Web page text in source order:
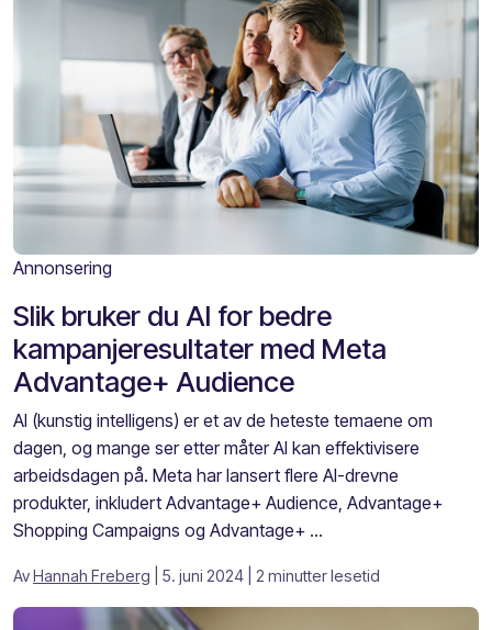
Annonsering
Slik bruker du AI for bedre
kampanjeresultater med Meta
Advantage+ Audience
AI (kunstig intelligens) er et av de heteste temaene om
dagen, og mange ser etter måter AI kan effektivisere
arbeidsdagen på. Meta har lansert flere AI-drevne
produkter, inkludert Advantage+ Audience, Advantage+
Shopping Campaigns og Advantage+ ...
AvHannah Freberg | 5. juni 2024 | 2 minutter lesetid